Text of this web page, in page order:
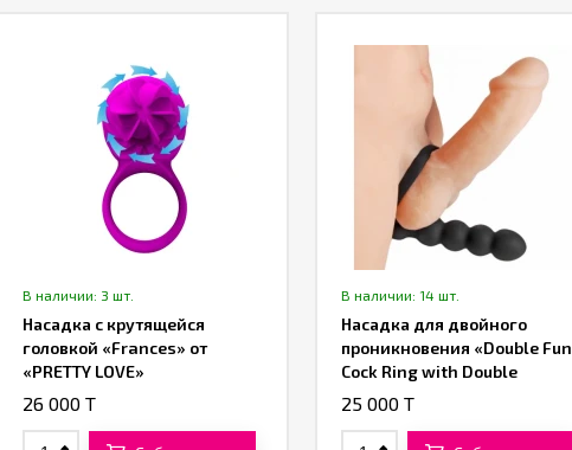
В наличии: 3 шт.
Насадка с крутящейся
головкой «Frances» от
«PRETTY LOVE»
26 000 T
В наличии: 14 шт.
Насадка для двойного
проникновения «Double Fun
Cock Ring with Double
Penetration Vibe» от «XR
25 000 T